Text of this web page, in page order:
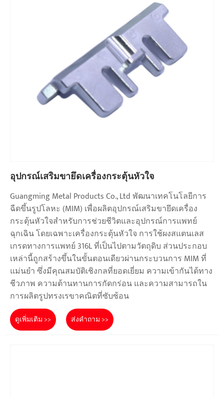
อุปกรณ์เสริมขายึดเครื่องกระตุ้นหัวใจ
Guangming Metal Products Co., Ltd พัฒนาเทคโนโลยีการ
ฉีดขึ้นรูปโลหะ (MIM) เพื่อผลิตอุปกรณ์เสริมขายึดเครื่อง
กระตุ้นหัวใจสำหรับการช่วยชีวิตและอุปกรณ์การแพทย์
ฉุกเฉิน โดยเฉพาะเครื่องกระตุ้นหัวใจ การใช้ผงสแตนเลส
เกรดทางการแพทย์ 316L ที่เป็นไปตามวัตถุดิบ ส่วนประกอบ
เหล่านี้ถูกสร้างขึ้นในขั้นตอนเดียวผ่านกระบวนการ MIM ที่
แม่นยำ ซึ่งมีคุณสมบัติเชิงกลที่ยอดเยี่ยม ความเข้ากันได้ทาง
ชีวภาพ ความต้านทานการกัดกร่อน และความสามารถใน
การผลิตรูปทรงเรขาคณิตที่ซับซ้อน
ดูเพิ่มเติม >> ส่งคำถาม >>